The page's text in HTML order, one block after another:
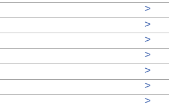
>
>
>
>
>
>
>